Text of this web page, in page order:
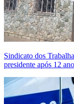
Sindicato dos
presidente após 12